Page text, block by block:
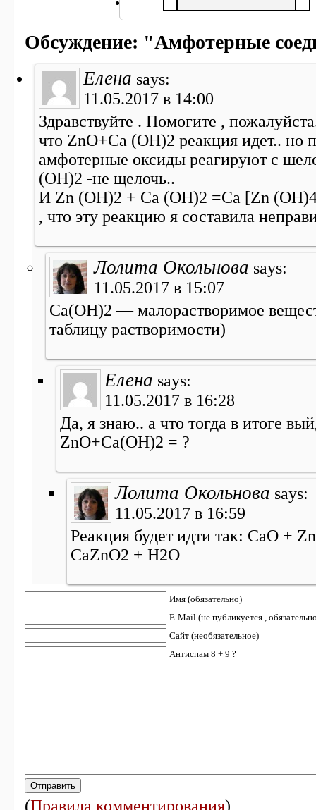
Обсуждение: "Амфотерные
Елена says:
11.05.2017 в 14:00
Здравствуйте . Помогите ,
что ZnO+Ca (OH)2 реакция идет.. но
амфотерные оксиды реагируют с
(OH)2 -не щелочь..
И Zn (OH)2 + Ca (OH)2 =Ca [Zn
, что эту реакцию я составила
Лолита Окольнова says:
11.05.2017 в 15:07
Сa(OH)2 — малорастворимое
таблицу растворимости)
Елена says:
11.05.2017 в 16:28
Да, я знаю.. а что тогда в итоге
ZnO+Ca(OH)2 = ?
Лолита Окольнова says:
11.05.2017 в 16:59
Реакция будет идти так: CaO +
CaZnO2 + H2O
Имя (обязательно)
E-Mail (не публикуется ,
Сайт (необязательное)
Антиспам 8 + 9 ?
(Правила комментирования)